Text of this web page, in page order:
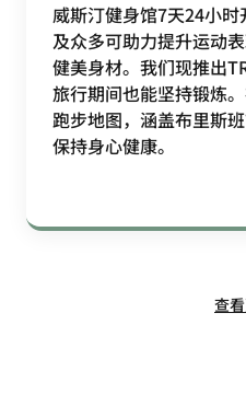
威斯汀健身馆7天24小
及众多可助力提升运动
健美身材。我们现推出
旅行期间也能坚持锻炼
跑步地图，涵盖布里斯
保持身心健康。
查